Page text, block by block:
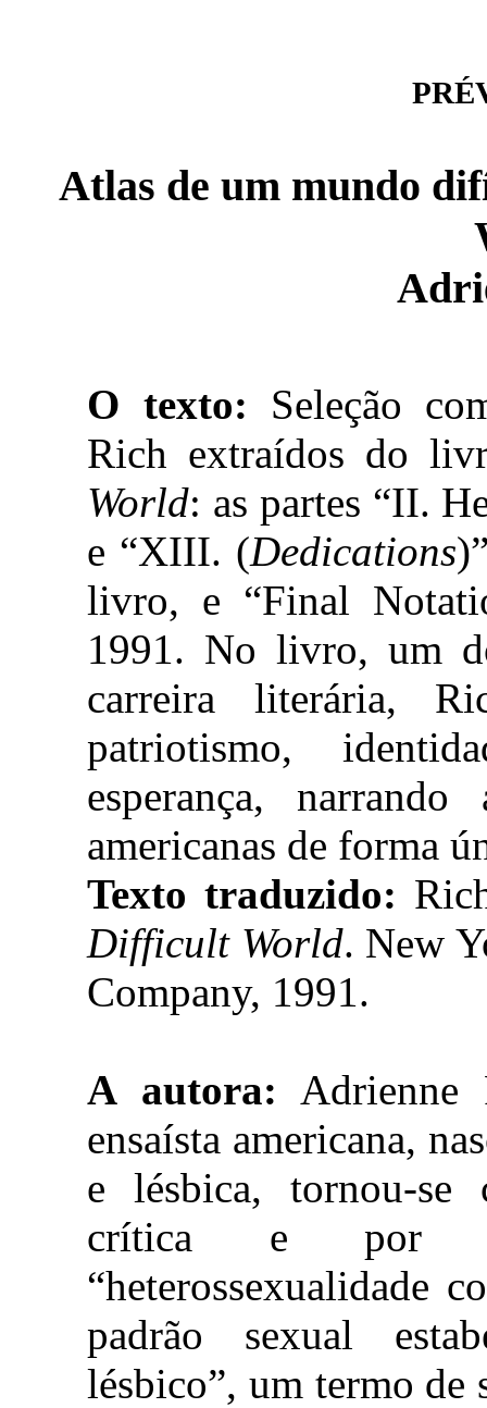
Atlas de um mundo
O texto: Seleção
Rich extraídos do
World: as partes “II.
e “XIII. (Dedications
livro, e “Final
1991. No livro, um
carreira literária,
patriotismo,
esperança,
americanas de forma
Texto traduzido:
Difficult World. New
Company, 1991.
A autora: Adrienne
ensaísta americana,
e lésbica, tornou-se
crítica e por
“heterossexualidade
padrão sexual
lésbico”, um termo de